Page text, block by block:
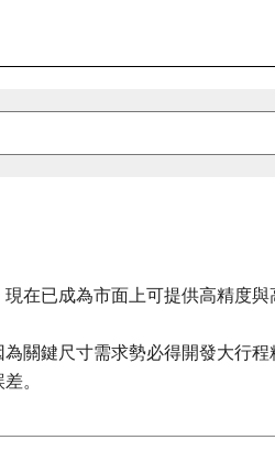
在已成為市面上可提供高精度與
關鍵尺寸需求勢必得開發大行
。
密定位的需求。